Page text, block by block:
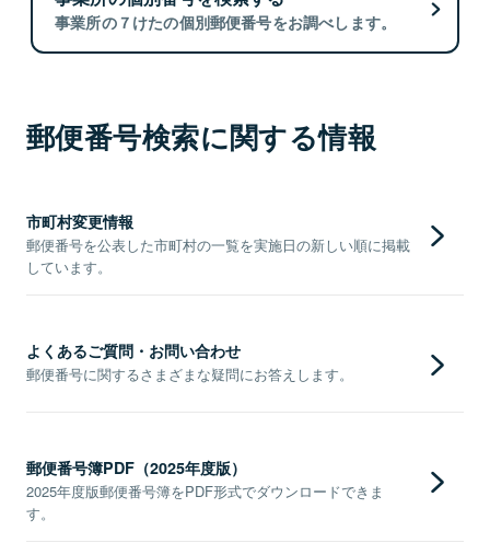
事業所の７けたの個別郵便番号をお調べします。
郵便番号検索に関する情報
市町村変更情報
郵便番号を公表した市町村の一覧を実施日の新しい順に掲載
しています。
よくあるご質問・お問い合わせ
郵便番号に関するさまざまな疑問にお答えします。
郵便番号簿PDF（2025年度版）
2025年度版郵便番号簿をPDF形式でダウンロードできま
す。